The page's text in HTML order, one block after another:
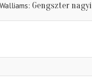
Gengszter nagyi